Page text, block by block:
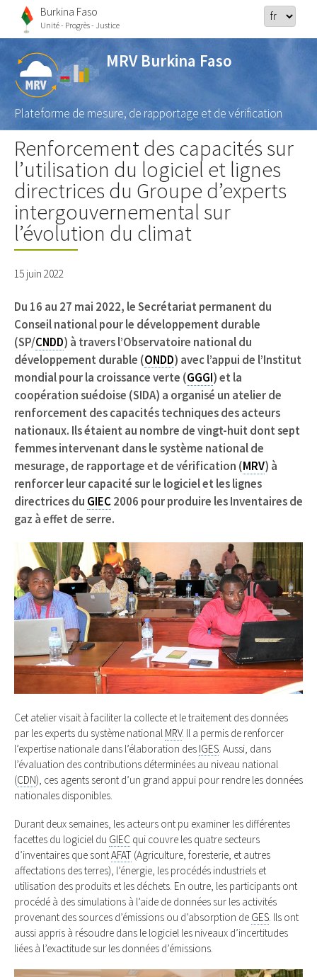
Burkina Faso
Unité - Progrès - Justice
MRV Burkina Faso
Plateforme de mesure, de rapportage et de vérification
Renforcement des capacités sur
l’utilisation du logiciel et lignes
directrices du Groupe d’experts
intergouvernemental sur
l’évolution du climat
15 juin 2022
Du 16 au 27 mai 2022, le Secrétariat permanent du
Conseil national pour le développement durable
(SP/CNDD) à travers l’Observatoire national du
développement durable (ONDD) avec l’appui de l’Institut
mondial pour la croissance verte (GGGI) et la
coopération suédoise (SIDA) a organisé un atelier de
renforcement des capacités techniques des acteurs
nationaux. Ils étaient au nombre de vingt-huit dont sept
femmes intervenant dans le système national de
mesurage, de rapportage et de vérification (MRV) à
renforcer leur capacité sur le logiciel et les lignes
directrices du GIEC2006 pour produire les Inventaires de
gaz à effet de serre.
Cet atelier visait à faciliter la collecte et le traitement des données
par les experts du système national MRV. Il a permis de renforcer
l’expertise nationale dans l’élaboration des IGES . Aussi, dans
l’évaluation des contributions déterminées au niveau national
(CDN), ces agents seront d’un grand appui pour rendre les données
nationales disponibles.
Durant deux semaines, les acteurs ont pu examiner les différentes
facettes du logiciel du GIEC qui couvre les quatre secteurs
d’inventaires que sontAFAT (Agriculture, foresterie, et autres
affectations des terres), l’énergie, les procédés industriels et
utilisation des produits et les déchets. En outre, les participants ont
procédé à des simulations à l’aide de données sur les activités
provenant des sources d’émissions ou d’absorption de GES . Ils ont
aussi appris à résoudre dans le logiciel les niveaux d’incertitudes
liées à l’exactitude sur les données d’émissions.